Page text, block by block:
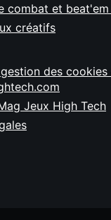
combat et beat'em
créatifs
des
Jeux High Tech